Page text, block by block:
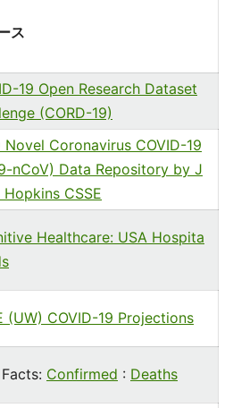
ス
19 Open Research Dataset
(CORD-19)
Novel Coronavirus COVID-19
nCoV) Data Repository by J
Hopkins CSSE
Healthcare: USA Hospita
(UW) COVID-19 Projections
Confirmed : Deaths